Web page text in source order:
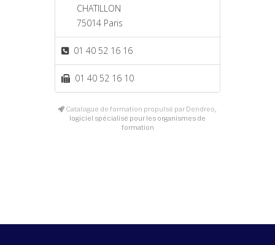
CHATILLON
75014 Paris
01 40 52 16 16
01 40 52 16 10
Catalogue de formation propulsé par Dendreo,
logiciel spécialisé pour les organismes de
formation